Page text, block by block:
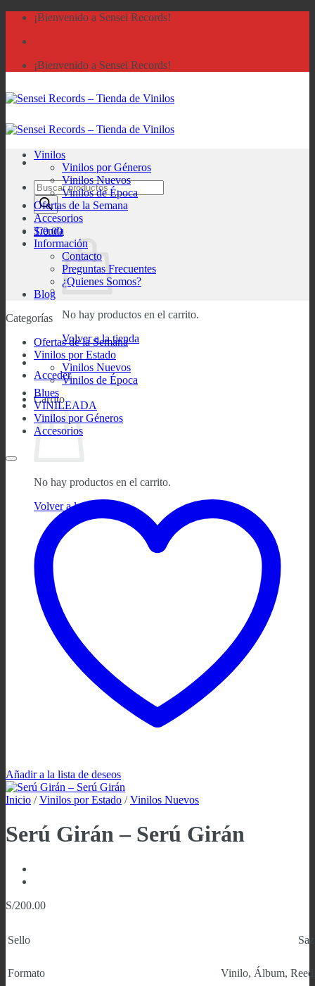
Saltar
contenido
¡Bienvenido a Sensei Records!
¡Bienvenido a Sensei Records!
Búsqueda
de
productos
S/0.00
No hay productos en el carrito.
Volver a la tienda
Acceder
Carrito
No hay productos en el carrito.
Volver a la tienda
Vinilos
Vinilos por Géneros
Vinilos Nuevos
Vinilos de Época
Ofertas de la Semana
Accesorios
Tienda
Información
Contacto
Preguntas Frecuentes
¿Quienes Somos?
Blog
Categorías
Ofertas de la Semana
Vinilos por Estado
Vinilos Nuevos
Vinilos de Época
Blues
VINILEADA
Vinilos por Géneros
Accesorios
Añadir a la lista de deseos
Inicio / Vinilos por Estado / Vinilos Nuevos
Serú Girán – Serú Girán
S/200.00
Sello
Formato Vinilo, Álbum,